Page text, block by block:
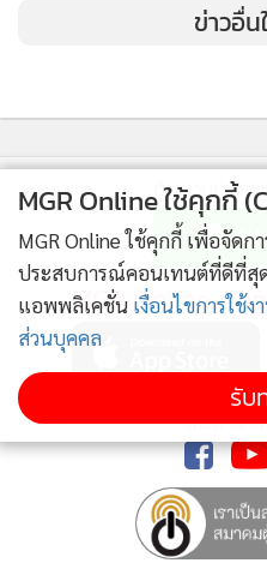
ข่าวอื่
ติดตามข่าวสา
MGR Online
ติดตาม
MGR Online ใช้คุกกี้
MGR Online ใช้คุกกี้ เพื่อจัด
ประสบการณ์คอนเทนต์ที่ดีที่สุ
แอพพลิเคชั่น เงื่อนไขการใช้ง
ส่วนบุคคล
รับ